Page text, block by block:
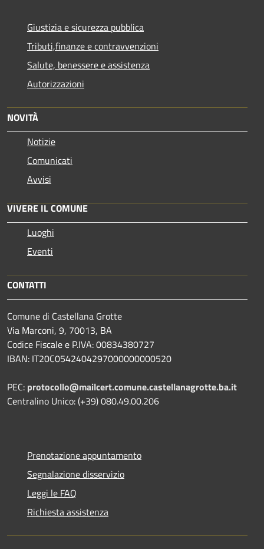
Giustizia e sicurezza pubblica
Tributi,finanze e contravvenzioni
Salute, benessere e assistenza
Autorizzazioni
NOVITÀ
Notizie
Comunicati
Avvisi
VIVERE IL COMUNE
Luoghi
Eventi
CONTATTI
Comune di Castellana Grotte
Via Marconi, 9, 70013, BA
Codice Fiscale e P.IVA: 00834380727
IBAN: IT20C0542404297000000000520
PEC: protocollo@mailcert.comune.castellanagrotte.ba.it
Centralino Unico: (+39) 080.49.00.206
Prenotazione appuntamento
Segnalazione disservizio
Leggi le FAQ
Richiesta assistenza